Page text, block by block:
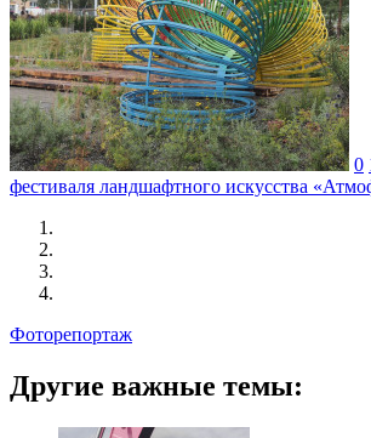
0
фестиваля ландшафтного искусства
Фоторепортаж
Другие важные темы: